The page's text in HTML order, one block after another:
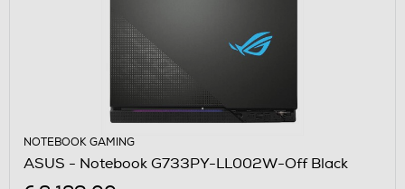
NOTEBOOK GAMING
ASUS - Notebook G733PY-LL002W-Off Black